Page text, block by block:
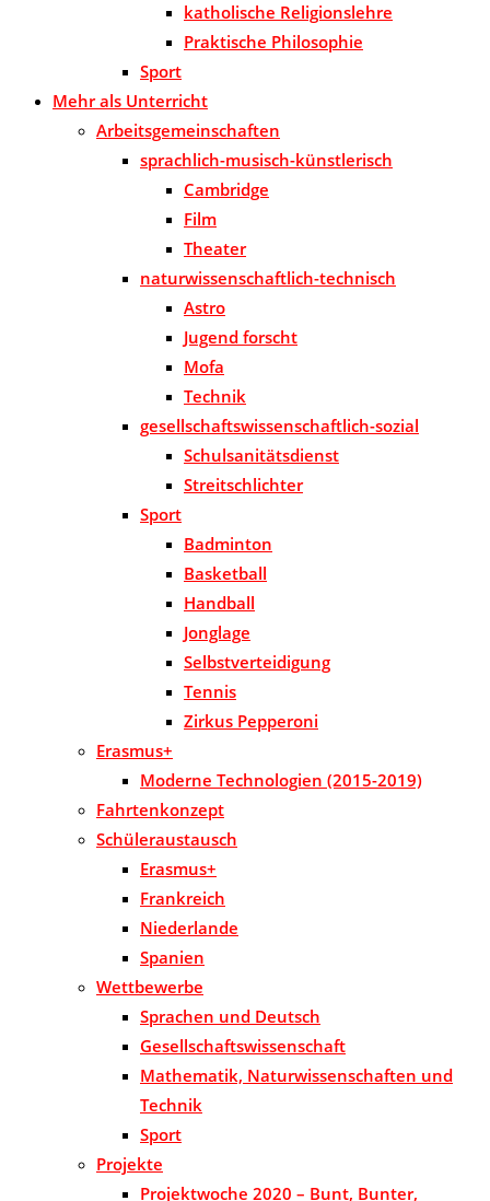
katholische Religionslehre
Praktische Philosophie
Sport
Mehr als Unterricht
Arbeitsgemeinschaften
sprachlich-musisch-künstlerisch
Cambridge
Film
Theater
naturwissenschaftlich-technisch
Astro
Jugend forscht
Mofa
Technik
gesellschaftswissenschaftlich-sozial
Schulsanitätsdienst
Streitschlichter
Sport
Badminton
Basketball
Handball
Jonglage
Selbstverteidigung
Tennis
Zirkus Pepperoni
Erasmus+
Moderne Technologien (2015-2019)
Fahrtenkonzept
Schüleraustausch
Erasmus+
Frankreich
Niederlande
Spanien
Wettbewerbe
Sprachen und Deutsch
Gesellschaftswissenschaft
Mathematik, Naturwissenschaften und
Technik
Sport
Projekte
Projektwoche 2020 – Bunt, Bunter,